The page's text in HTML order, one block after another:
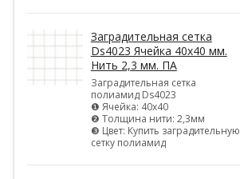
Заградительная сетка
Ds4023 Ячейка 40х40 мм.
Нить 2,3 мм. ПА
Заградительная сетка
полиамид Ds4023
❶ Ячейка: 40х40
❷ Толщина нити: 2,3мм
❸ Цвет: Купить заградительную
сетку полиамид